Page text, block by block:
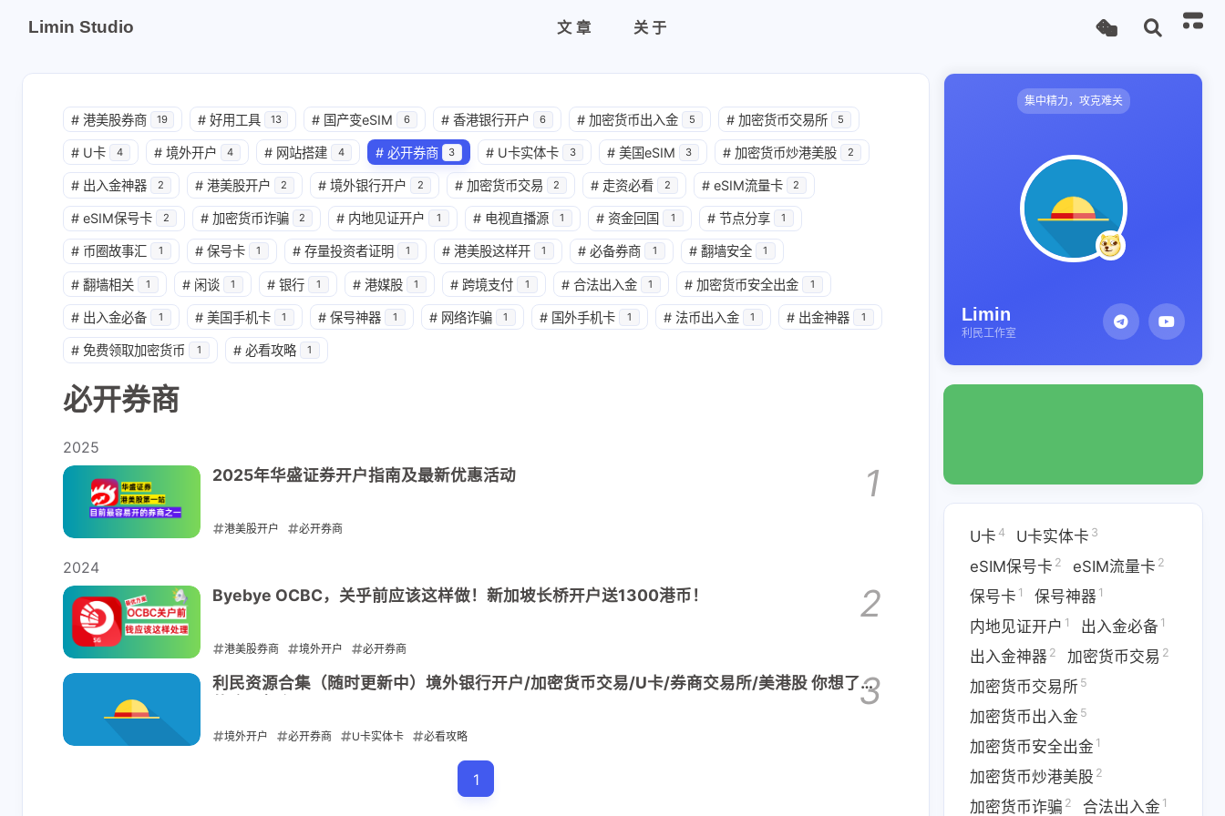
Limin Studio 文章 关于
互动
最新评论
为啥显示未开启 [图
显示翻墙未开启
寻找你感兴趣的领域
保号神器1
加密货币炒港美股 2
# 港美股券商 19 # 好用工具 13 # 国产变eSIM 6 # 香港银行开户 6 # 加密货币出入金 5 # 加密货币交易所 5
# U卡 4 # 境外开户 4 # 网站搭建 4 # 必开券商 3 # U卡实体卡 3 # 美国eSIM 3 # 加密货币炒港美股 2
# 出入金神器 2 # 港美股开户 2 # 境外银行开户 2 # 加密货币交易 2 # 走资必看 2 # eSIM流量卡 2
# eSIM保号卡 2 # 加密货币诈骗 2 # 内地见证开户 1 # 电视直播源 1 # 资金回国 1 # 节点分享 1
# 币圈故事汇 1 # 保号卡 1 # 存量投资者证明 1 # 港美股这样开 1 # 必备券商 1 # 翻墙安全 1
# 翻墙相关 1 # 闲谈 1 # 银行 1 # 港媒股 1 # 跨境支付 1 # 合法出入金 1 # 加密货币安全出金 1
# 出入金必备 1 # 美国手机卡 1 # 保号神器 1 # 网络诈骗 1 # 国外手机卡 1 # 法币出入金 1 # 出金神器 1
# 免费领取加密货币 1 # 必看攻略 1
必开券商
2025
2025年华盛证券开户指南及最新优惠活动 1
港美股开户 必开券商
2024
Byebye OCBC，关乎前应该这样做！新加坡长桥开户送1300港币！ 2
港美股券商 境外开户 必开券商
2024-12-13
利民资源合集（随时更新中）境外银行开户/加密货币交易/U卡/券商交易所/美港股 你想了解
3
境外开户 必开券商 U卡实体卡 必看攻略
1
集中精力，攻克难关
Limin
利民工作室
U卡 4 U卡实体卡 3
eSIM保号卡 2 eSIM流量卡 2
保号卡 1 保号神器 1
内地见证开户 1 出入金必备 1
出入金神器 2 加密货币交易 2
加密货币交易所 5
加密货币出入金 5
加密货币安全出金 1
加密货币炒港美股 2
加密货币诈骗 2 合法出入金 1